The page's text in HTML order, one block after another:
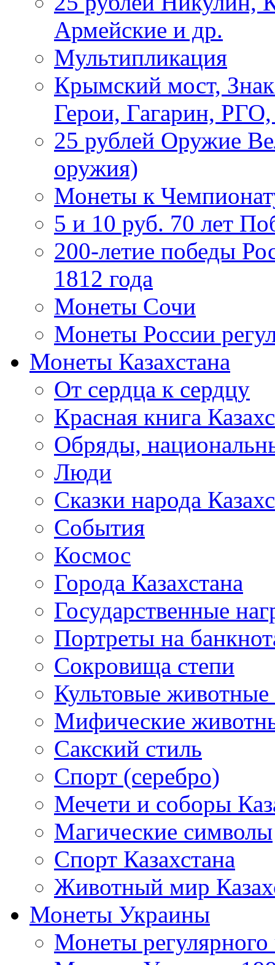
Армейские и др.
Мультипликация
Крымский мост,
Герои, Гагарин,
25 рублей Оружие
оружия)
Монеты к
5 и 10 руб. 70 лет
200-летие победы
1812 года
Монеты Сочи
Монеты России
Монеты Казахстана
От сердца к сердцу
Красная книга
Обряды,
Люди
Сказки народа
События
Космос
Города Казахстана
Государственные
Портреты на
Сокровища степи
Культовые
Мифические
Сакский стиль
Спорт (серебро)
Мечети и соборы
Магические символы
Спорт Казахстана
Животный мир
Монеты Украины
Монеты регулярного